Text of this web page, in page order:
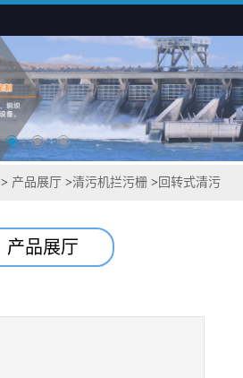
> 产品展厅 >清污机拦污栅 > 回转式清污
产品展厅